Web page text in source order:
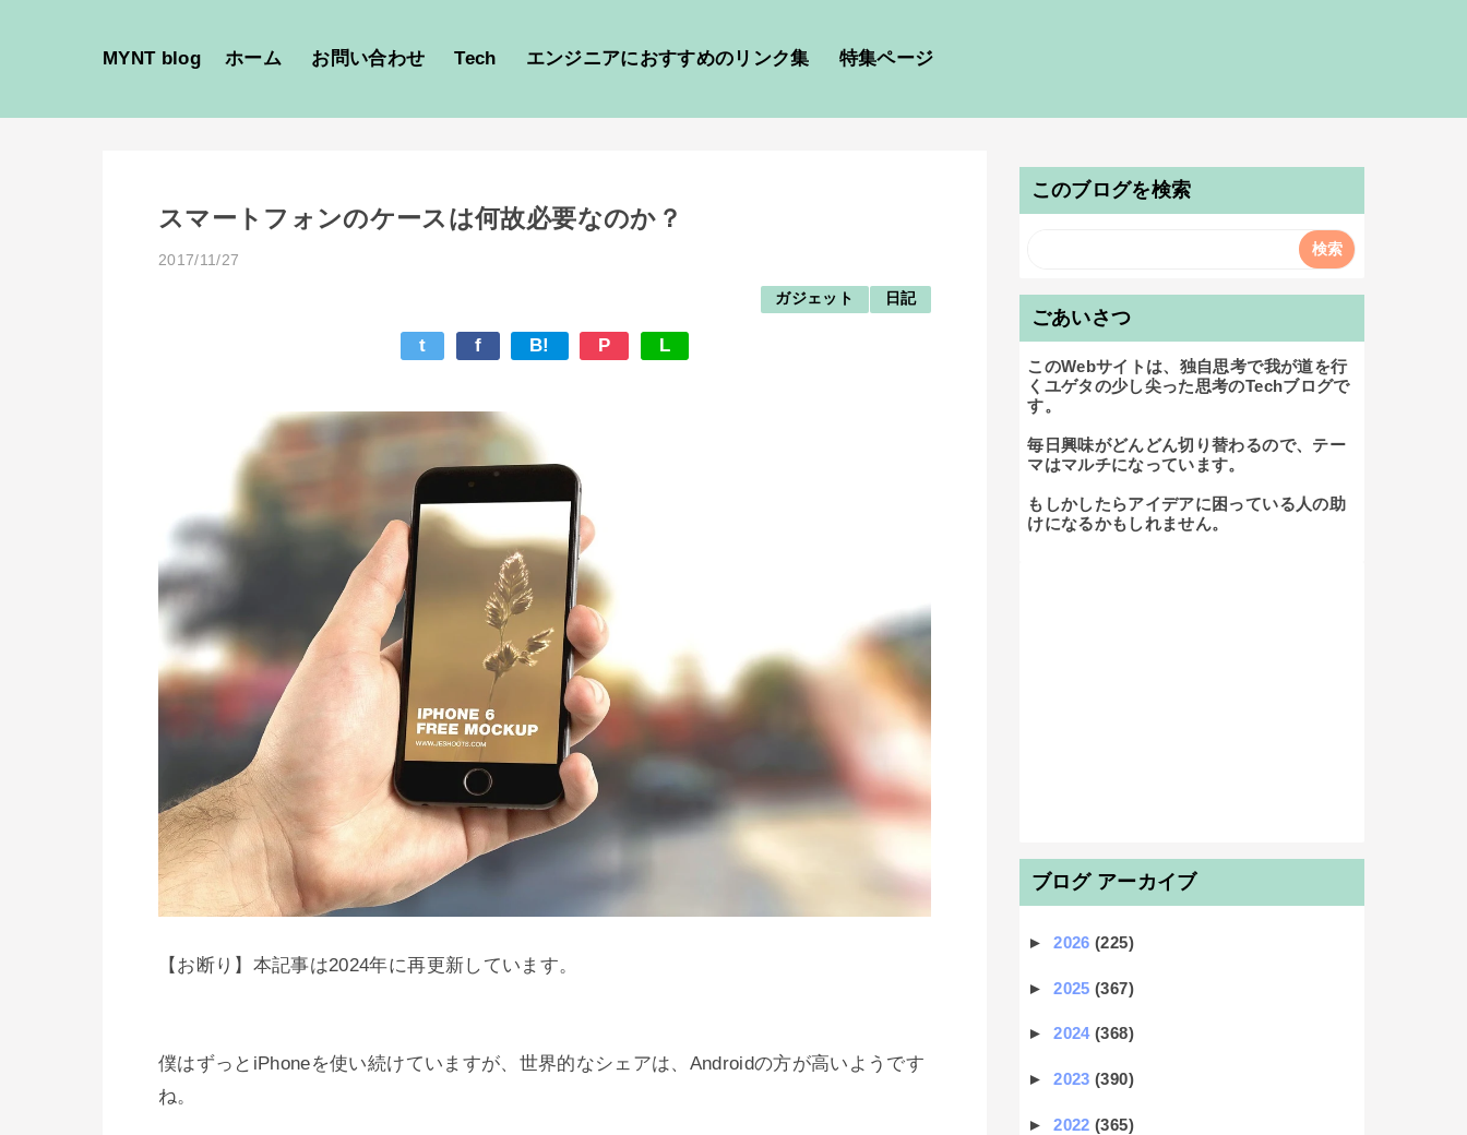
MYNT blog ホーム お問い合わせ Tech エンジニアにおすすめのリンク集 特集ページ
スマートフォンのケースは何故必要なのか？
2017/11/27
ガジェット 日記
t f B! P L
【お断り】本記事は2024年に再更新しています。
僕はずっとiPhoneを使い続けていますが、世界的なシェアは、Androidの方が高いようです
ね。
このブログを検索
ごあいさつ
このWebサイトは、独自思考で我が道を行
くユゲタの少し尖った思考のTechブログで
す。
毎日興味がどんどん切り替わるので、テー
マはマルチになっています。
もしかしたらアイデアに困っている人の助
けになるかもしれません。
ブログ アーカイブ
►2026(225)
►2025(367)
►2024(368)
►2023(390)
►2022(365)